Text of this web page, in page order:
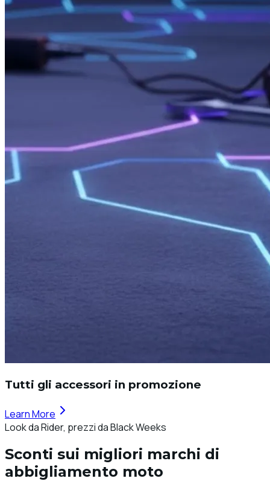
Tutti gli accessori in promozione
Learn More
Look da Rider, prezzi da Black Weeks
Sconti sui migliori marchi di
abbigliamento moto